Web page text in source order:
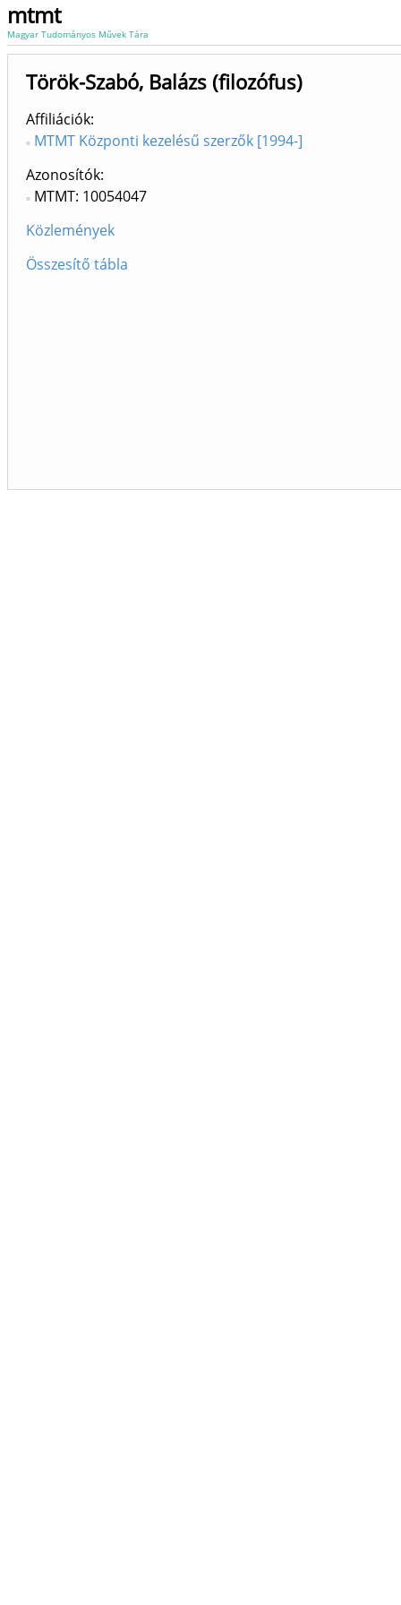
mtmt
Magyar Tudományos Művek Tára
Török-Szabó, Balázs (filozófus)
Affiliációk
MTMT Központi kezelésű szerzők [1994-]
Azonosítók
MTMT: 10054047
Közlemények
Összesítő tábla